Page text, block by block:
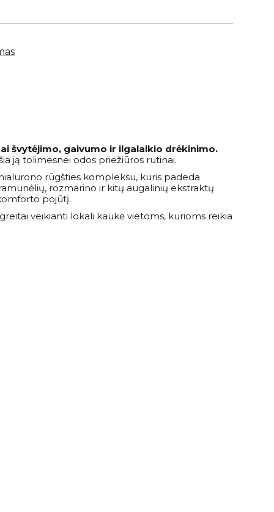
švytėjimo, gaivumo ir ilgalaikio drėkinimo.
ją tolimesnei odos priežiūros rutinai.
rūgšties kompleksu, kuris padeda
rozmarino ir kitų augalinių ekstraktų
pojūtį.
veikianti lokali kaukė vietoms, kurioms reikia